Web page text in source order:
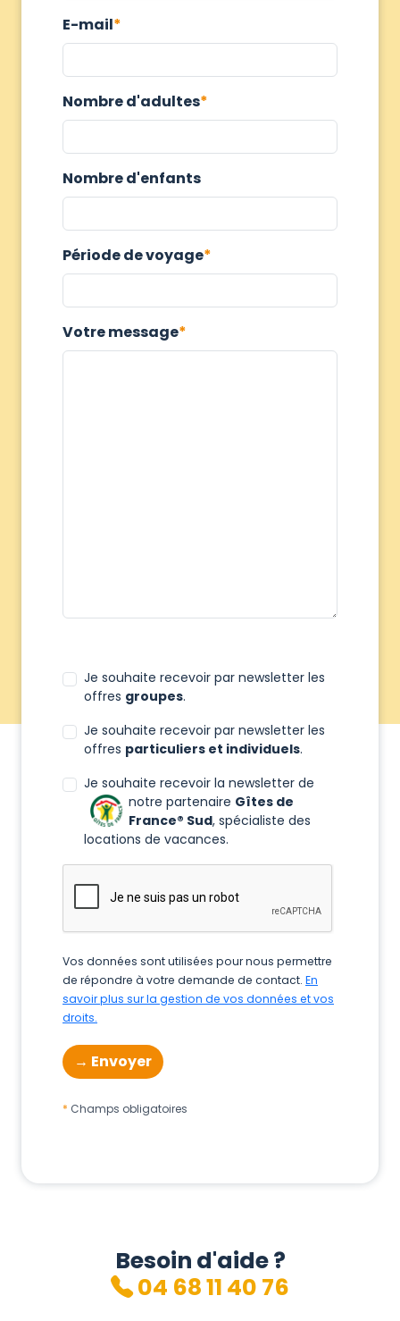
E-mail
Nombre d'adultes
Nombre d'enfants
Période de voyage
Votre message
Je souhaite recevoir par newsletter les
offres groupes.
Je souhaite recevoir par newsletter les
offres particuliers et individuels.
Je souhaite recevoir la newsletter de
notre partenaire Gîtes de
France® Sud, spécialiste des
locations de vacances.
Vos données sont utilisées pour nous permettre
de répondre à votre demande de contact. En
savoir plus sur la gestion de vos données et vos
droits.
Champs obligatoires
Besoin d'aide ?
04 68 11 40 76